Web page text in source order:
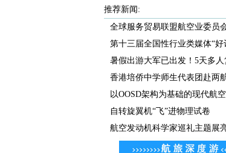
推荐新闻:
全球服务贸易联盟航空业委员
第十三届全国性行业类媒体“好
暑假出游大军已出发！5天多
香港培侨中学师生代表团赴两
以OOSD架构为基础的现代航
自转旋翼机“飞”进物理试卷
航空发动机科学家巡礼主题展